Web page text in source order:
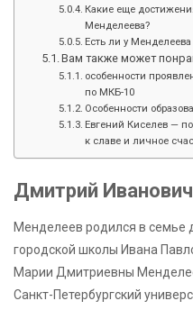
Какие еще
Менделеева?
Есть ли у
Вам также может
особенности
по МКБ-10
Особенности
Евгений Киселев —
к славе и личное
Дмитрий
Менделеев родился в семье
городской школы Ивана
Марии Дмитриевны
Санкт-Петербургский